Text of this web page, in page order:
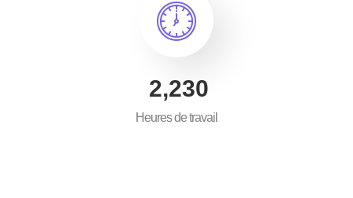
3,500
Heures de travail